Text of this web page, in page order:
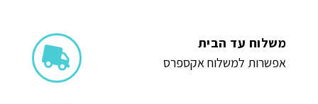
משלוח עד הבית
אפשרות למשלוח אקספרס